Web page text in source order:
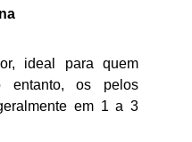
ideal para quem
entanto, os pelos
em 1 a 3